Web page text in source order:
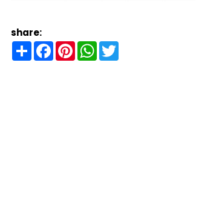
share:
ShareFacebookPinterestWhatsApp